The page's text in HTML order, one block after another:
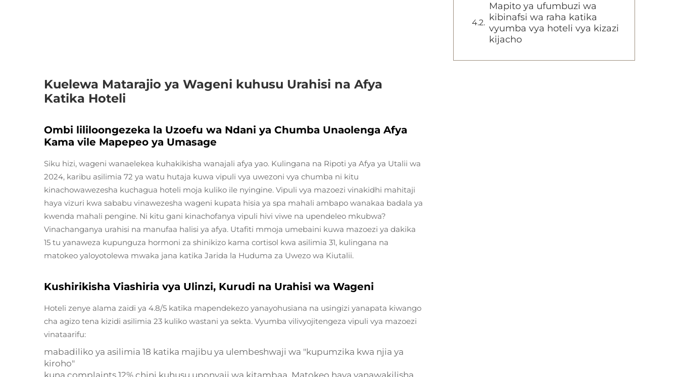
Kuelewa Matarajio ya Wageni kuhusu Urahisi na Afya
Katika Hoteli
Ombi lililoongezeka la Uzoefu wa Ndani ya Chumba Unaolenga Afya
Kama vile Mapepeo ya Umasage
Siku hizi, wageni wanaelekea kuhakikisha wanajali afya yao. Kulingana na Ripoti ya Afya ya Utalii wa
2024, karibu asilimia 72 ya watu hutaja kuwa vipuli vya uwezoni vya chumba ni kitu
kinachowawezesha kuchagua hoteli moja kuliko ile nyingine. Vipuli vya mazoezi vinakidhi mahitaji
haya vizuri kwa sababu vinawezesha wageni kupata hisia ya spa mahali ambapo wanakaa badala ya
kwenda mahali pengine. Ni kitu gani kinachofanya vipuli hivi viwe na upendeleo mkubwa?
Vinachanganya urahisi na manufaa halisi ya afya. Utafiti mmoja umebaini kuwa mazoezi ya dakika
15 tu yanaweza kupunguza hormoni za shinikizo kama cortisol kwa asilimia 31, kulingana na
matokeo yaloyotolewa mwaka jana katika Jarida la Huduma za Uwezo wa Kiutalii.
Kushirikisha Viashiria vya Ulinzi, Kurudi na Urahisi wa Wageni
Hoteli zenye alama zaidi ya 4.8/5 katika mapendekezo yanayohusiana na usingizi yanapata kiwango
cha agizo tena kizidi asilimia 23 kuliko wastani ya sekta. Vyumba vilivyojitengeza vipuli vya mazoezi
vinataarifu:
mabadiliko ya asilimia 18 katika majibu ya ulembeshwaji wa "kupumzika kwa njia ya
kiroho"
kuna complaints 12% chini kuhusu uponyaji wa kitambaa. Matokeo haya yanawakilisha
Mapito ya ufumbuzi wa
kibinafsi wa raha katika
vyumba vya hoteli vya kizazi
kijacho